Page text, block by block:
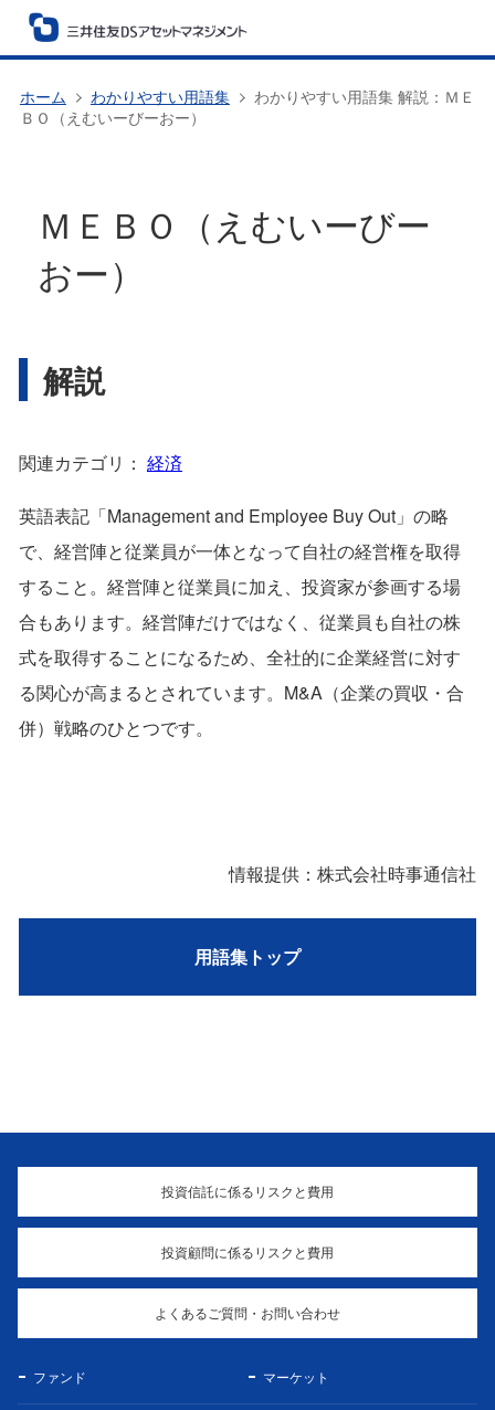
ホーム わかりやすい用語集
わかりやすい用語集 解説：ＭＥ
ＢＯ（えむいーびーおー）
ＭＥＢＯ（えむいーびー
おー）
解説
関連カテゴリ： 経済
英語表記「Management and Employee Buy Out」の略
で、経営陣と従業員が一体となって自社の経営権を取得
すること。経営陣と従業員に加え、投資家が参画する場
合もあります。経営陣だけではなく、従業員も自社の株
式を取得することになるため、全社的に企業経営に対す
る関心が高まるとされています。M&A（企業の買収・合
併）戦略のひとつです。
情報提供：株式会社時事通信社
用語集トップ
投資信託に係るリスクと費用
投資顧問に係るリスクと費用
よくあるご質問・お問い合わせ
ファンド マーケット